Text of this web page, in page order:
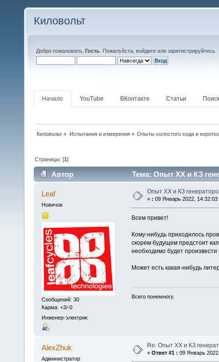
Киловольт
Добро пожаловать, Гость . Пожалуйста, войдите или зарегистрируйтесь
Начало YouTube ВКонтакте Статьи Поиск
Киловольт » Испытания и измерения» Опыты холостого хода и
Страницы: [1]
Автор Тема: Опыт ХХ и КЗ
Leaf
Новичок
Сообщений: 30
Карма: +3/-0
Инженер-электрик
Опыт ХХ и КЗ
« : 09 Январь 2022, 14:32:03
Всем привет!
Кому-нибудь приходилось
скорем будущем предстоит
необходимо будет произвести
Может есть какая-нибудь
Всего понемногу.
AlexZhuk
Администратор
Re: Опыт ХХ и КЗ
« Ответ #1 : 09 Январь